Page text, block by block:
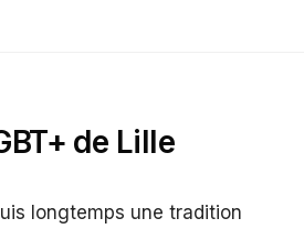
de Lille
longtemps une tradition